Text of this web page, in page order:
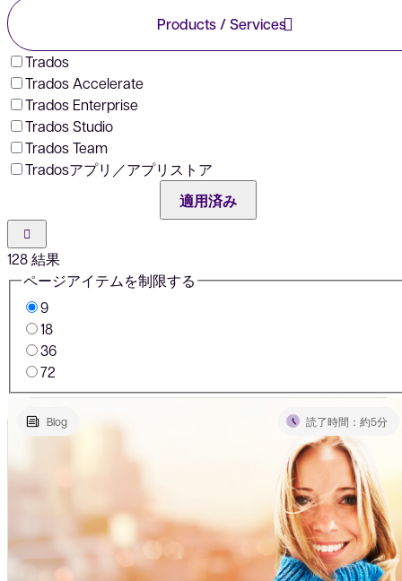
Products / Services
Trados
Trados Accelerate
Trados Enterprise
Trados Studio
Trados Team
Tradosアプリ／アプリストア
適用済み
128結果
ページアイテムを制限する
9
18
36
72
Blog 読了時間：約5分